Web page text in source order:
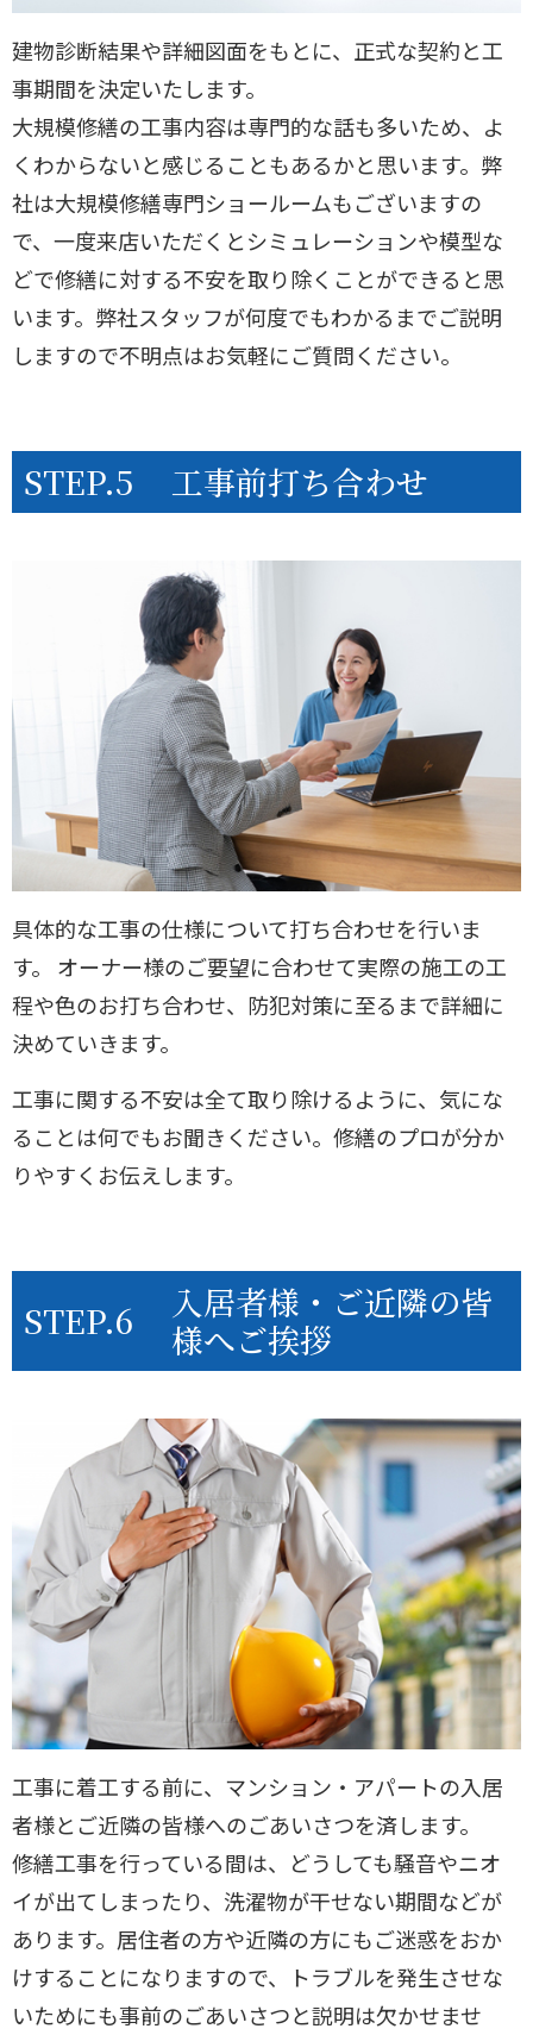
建物診断結果や詳細図面をもとに、正式な契約と工
事期間を決定いたします。
大規模修繕の工事内容は専門的な話も多いため、よ
くわからないと感じることもあるかと思います。弊
社は大規模修繕専門ショールームもございますの
で、一度来店いただくとシミュレーションや模型な
どで修繕に対する不安を取り除くことができると思
います。弊社スタッフが何度でもわかるまでご説明
しますので不明点はお気軽にご質問ください。
STEP.5 工事前打ち合わせ
具体的な工事の仕様について打ち合わせを行いま
す。 オーナー様のご要望に合わせて実際の施工の工
程や色のお打ち合わせ、防犯対策に至るまで詳細に
決めていきます。
工事に関する不安は全て取り除けるように、気にな
ることは何でもお聞きください。修繕のプロが分か
りやすくお伝えします。
STEP.6
入居者様・ご近隣の皆
様へご挨拶
工事に着工する前に、マンション・アパートの入居
者様とご近隣の皆様へのごあいさつを済します。
修繕工事を行っている間は、どうしても騒音やニオ
イが出てしまったり、洗濯物が干せない期間などが
あります。居住者の方や近隣の方にもご迷惑をおか
けすることになりますので、トラブルを発生させな
いためにも事前のごあいさつと説明は欠かせませ